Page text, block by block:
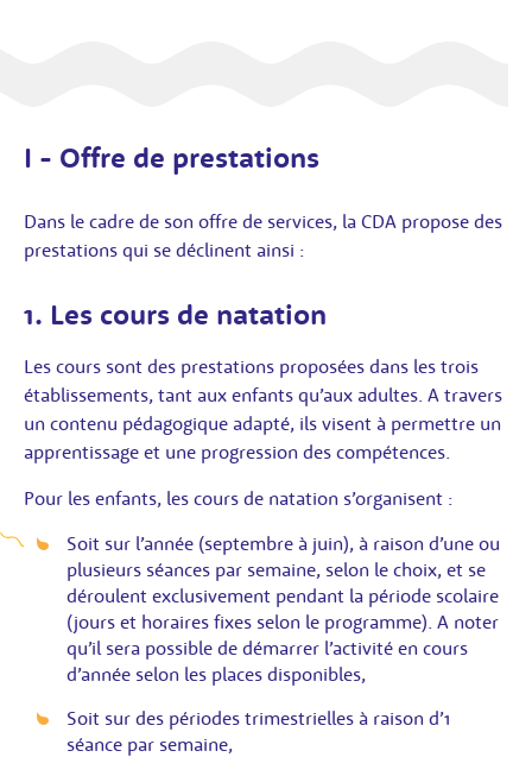
I - Offre de prestations
Dans le cadre de son offre de services, la CDA propose des
prestations qui se déclinent ainsi :
1. Les cours de natation
Les cours sont des prestations proposées dans les trois
établissements, tant aux enfants qu’aux adultes. A travers
un contenu pédagogique adapté, ils visent à permettre un
apprentissage et une progression des compétences.
Pour les enfants, les cours de natation s’organisent :
Soit sur l’année (septembre à juin), à raison d’une ou
plusieurs séances par semaine, selon le choix, et se
déroulent exclusivement pendant la période scolaire
(jours et horaires fixes selon le programme). A noter
qu’il sera possible de démarrer l’activité en cours
d’année selon les places disponibles,
Soit sur des périodes trimestrielles à raison d’1
séance par semaine,